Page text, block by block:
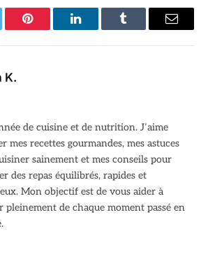
Pinterest LinkedInTumblr Email
K.
de cuisine et de nutrition. J’aime
mes recettes gourmandes, mes astuces
sainement et mes conseils pour
des repas équilibrés, rapides et
Mon objectif est de vous aider à
pleinement de chaque moment passé en